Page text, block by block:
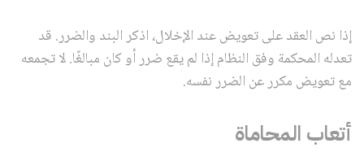
إذا نص العقد على تعويض عند الإخلال، اذكر البند والضرر. قد
تعدله المحكمة وفق النظام إذا لم يقع ضرر أو كان مبالغًا. لا تجمعه
مع تعويض مكرر عن الضرر نفسه.
أتعاب المحاماة